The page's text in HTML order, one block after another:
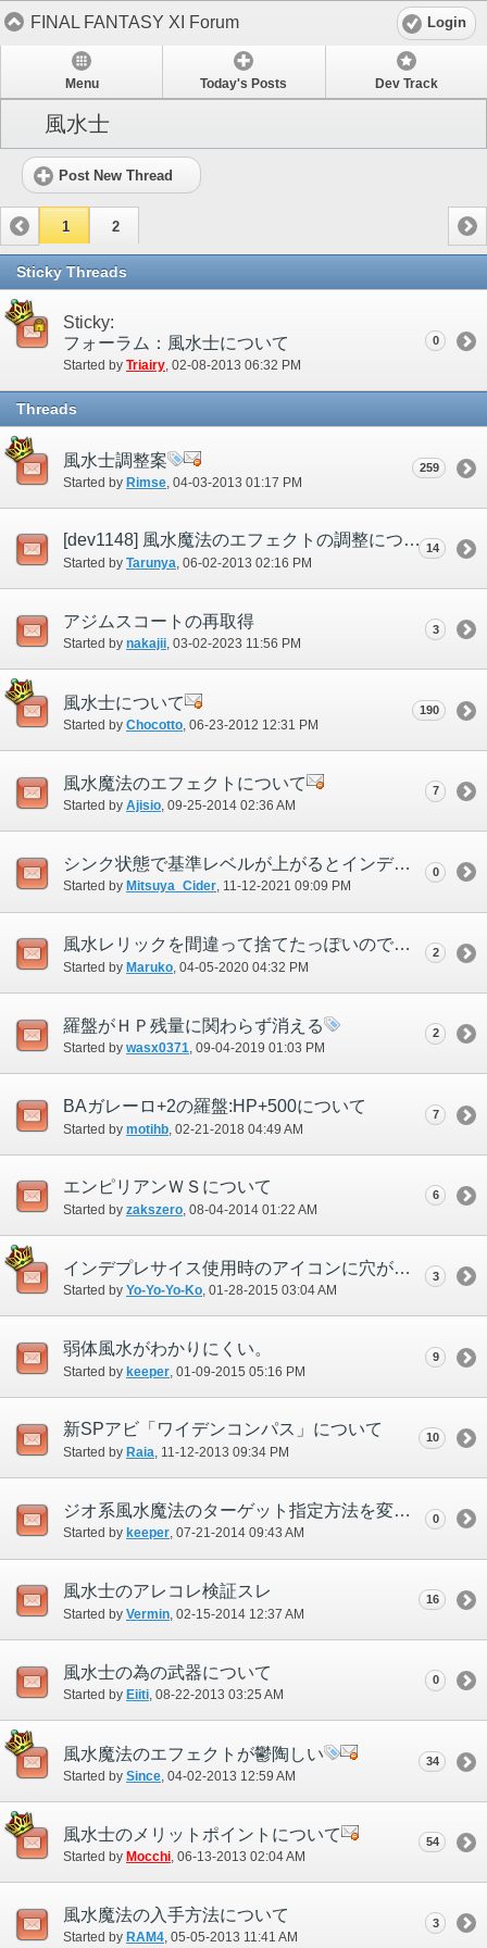
FINAL FANTASY XI Forum Login
Menu Today's Posts Dev Track
風水士
Post New Thread
1 2
Sticky Threads
Sticky:
フォーラム：風水士について
Started by Triairy‎, 02-08-2013 06:32 PM
0
Threads
風水士調整案
Started by Rimse ‎, 04-03-2013 01:17 PM
259
[dev1148] 風水魔法のエフェクトの調整について
Started by Tarunya‎, 06-02-2013 02:16 PM
14
アジムスコートの再取得
Started by nakajii‎, 03-02-2023 11:56 PM
3
風水士について
Started by Chocotto ‎, 06-23-2012 12:31 PM
190
風水魔法のエフェクトについて
Started by Ajisio‎, 09-25-2014 02:36 AM
7
シンク状態で基準レベルが上がるとインデが切れる
Started by Mitsuya_Cider‎, 11-12-2021 09:09 PM
0
風水レリックを間違って捨てたっぽいのですが…
Started by Maruko ‎, 04-05-2020 04:32 PM
2
羅盤がＨＰ残量に関わらず消える
Started by wasx0371‎, 09-04-2019 01:03 PM
2
BAガレーロ+2の羅盤:HP+500について
Started by motihb ‎, 02-21-2018 04:49 AM
7
エンピリアンＷＳについて
Started by zakszero‎, 08-04-2014 01:22 AM
6
インデプレサイス使用時のアイコンに穴が空いている
Started by Yo-Yo-Yo-Ko‎, 01-28-2015 03:04 AM
3
弱体風水がわかりにくい。
Started by keeper ‎, 01-09-2015 05:16 PM
9
新SPアビ「ワイデンコンパス」について
Started by Raia‎, 11-12-2013 09:34 PM
10
ジオ系風水魔法のターゲット指定方法を変えて欲しい
Started by keeper‎, 07-21-2014 09:43 AM
0
風水士のアレコレ検証スレ
Started by Vermin ‎, 02-15-2014 12:37 AM
16
風水士の為の武器について
Started by Eiiti‎, 08-22-2013 03:25 AM
0
風水魔法のエフェクトが鬱陶しい
Started by Since ‎, 04-02-2013 12:59 AM
34
風水士のメリットポイントについて
Started by Mocchi‎, 06-13-2013 02:04 AM
54
風水魔法の入手方法について
Started by RAM4‎, 05-05-2013 11:41 AM
3